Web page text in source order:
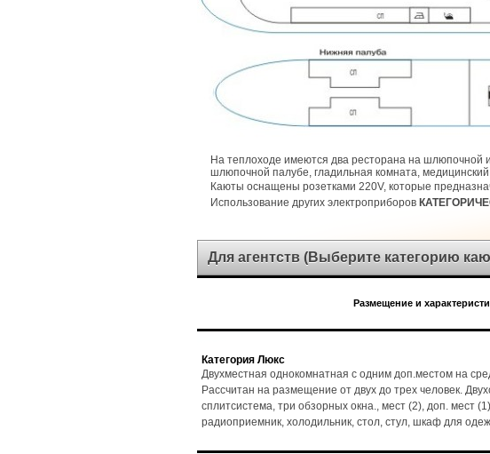
На теплоходе имеются два ресторана на шлюпочной
шлюпочной палубе, гладильная комната, медицинский
Каюты оснащены розетками 220V, которые
Использование других электроприборов
Для агентств (Выберите категорию
Размещение и
Категория Люкс
Двухместная однокомнатная с одним доп.местом на
Рассчитан на размещение от двух до трех человек.
сплитсистема, три обзорных окна., мест (2), доп. мест
радиоприемник, холодильник, стол, стул, шкаф для